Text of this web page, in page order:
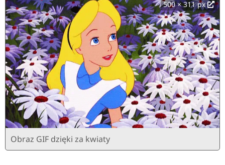
500 × 311 px
Obraz GIF dzięki za kwiaty